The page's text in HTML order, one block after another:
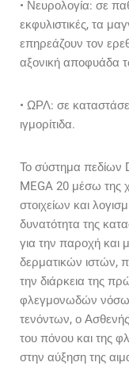
• Νευρολογία: σε
εκφυλιστικές, τα
επηρεάζουν τον
αξονική αποφυάδα
• ΩΡΛ: σε
ιγμορίτιδα.
Το σύστημα πεδίων
MEGA 20 μέσω της
στοιχείων και
δυνατότητα της
για την παροχή και
δερματικών ιστών,
την διάρκεια της
φλεγμονωδών
τενόντων, ο
του πόνου και της
στην αύξηση της